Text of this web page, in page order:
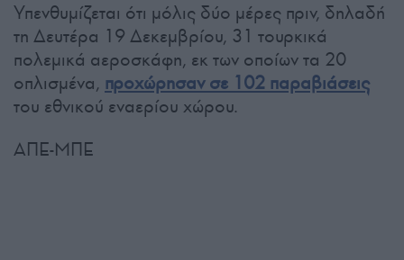
Υπενθυμίζεται ότι μόλις δύο μέρες πριν, δηλαδή
τη Δευτέρα 19 Δεκεμβρίου, 31 τουρκικά
πολεμικά αεροσκάφη, εκ των οποίων τα 20
οπλισμένα, προχώρησαν σε 102 παραβιάσεις
του εθνικού εναερίου χώρου.
ΑΠΕ-ΜΠΕ